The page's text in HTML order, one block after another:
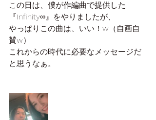
この日は、僕が作編曲で提供した
『Infinity∞』をやりましたが、
やっぱりこの曲は、いい！w（自画自
賛w）
これからの時代に必要なメッセージだ
と思うなぁ。